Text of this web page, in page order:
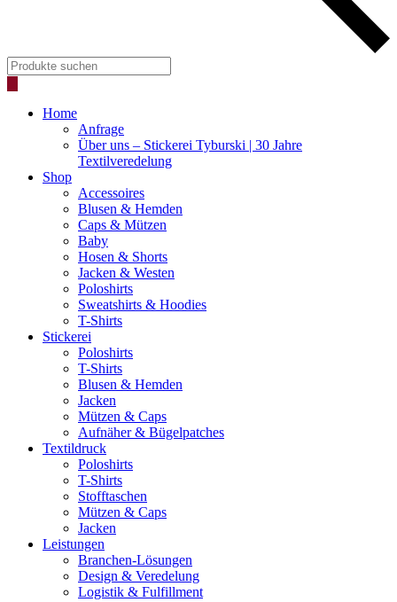
Products
search
Home
Anfrage
Über uns – Stickerei Tyburski | 30 Jahre
Textilveredelung
Shop
Accessoires
Blusen & Hemden
Caps & Mützen
Baby
Hosen & Shorts
Jacken & Westen
Poloshirts
Sweatshirts & Hoodies
T-Shirts
Stickerei
Poloshirts
T-Shirts
Blusen & Hemden
Jacken
Mützen & Caps
Aufnäher & Bügelpatches
Textildruck
Poloshirts
T-Shirts
Stofftaschen
Mützen & Caps
Jacken
Leistungen
Branchen-Lösungen
Design & Veredelung
Logistik & Fulfillment